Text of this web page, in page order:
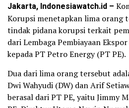
Jakarta, Indonesiawatch.id –
Korupsi menetapkan lima orang
tindak pidana korupsi terkait
dari Lembaga Pembiayaan
kepada PT Petro Energy (PT PE).
Dua dari lima orang tersebut
Dwi Wahyudi (DW) dan Arif
berasal dari PT PE, yaitu Jimmy